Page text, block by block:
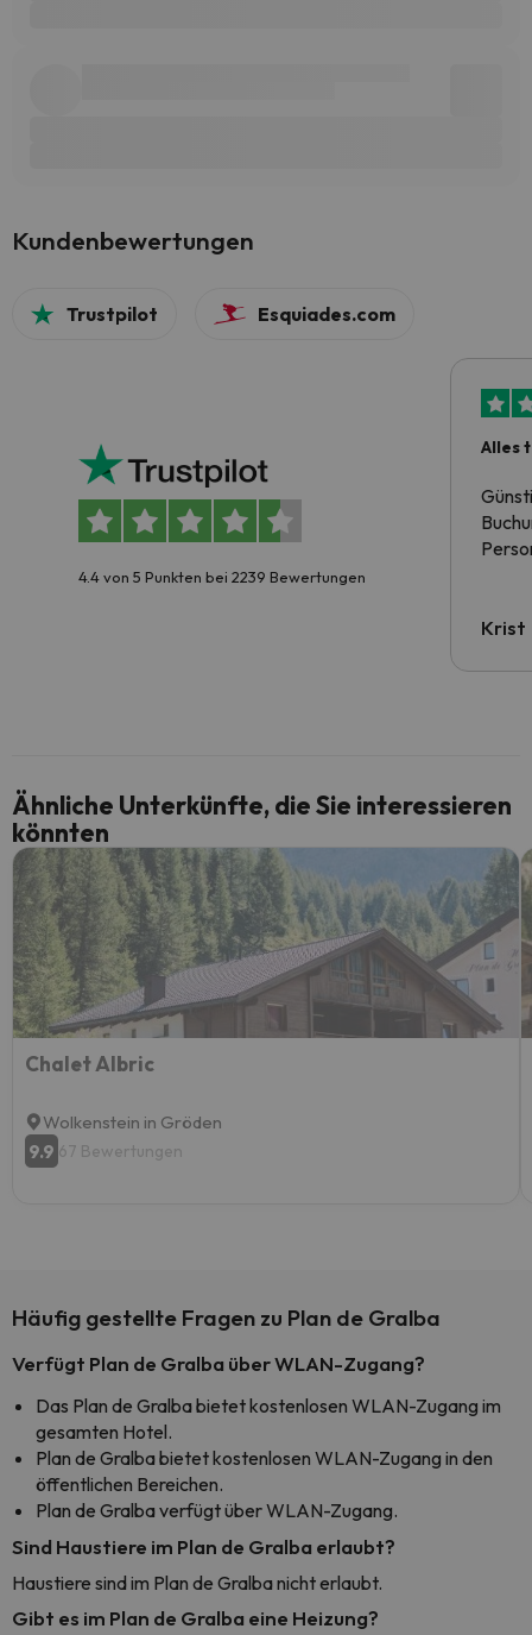
Kundenbewertungen
Trustpilot Esquiades.com
4.4 von 5 Punkten bei 2239 Bewertungen
Alles
Krist
Ähnliche Unterkünfte, die Sie interessieren
könnten
Chalet Albric
Wolkenstein in Gröden
9.9 67 Bewertungen
Häufig gestellte Fragen zu Plan de Gralba
Verfügt Plan de Gralba über WLAN-Zugang?
Das Plan de Gralba bietet kostenlosen WLAN-Zugang im
gesamten Hotel.
Plan de Gralba bietet kostenlosen WLAN-Zugang in den
öffentlichen Bereichen.
Plan de Gralba verfügt über WLAN-Zugang.
Sind Haustiere im Plan de Gralba erlaubt?
Haustiere sind im Plan de Gralba nicht erlaubt.
Gibt es im Plan de Gralba eine Heizung?